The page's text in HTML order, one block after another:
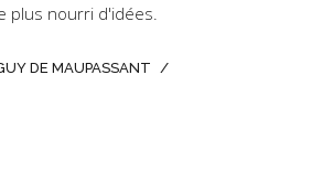
plus nourri d'idées.
DE MAUPASSANT